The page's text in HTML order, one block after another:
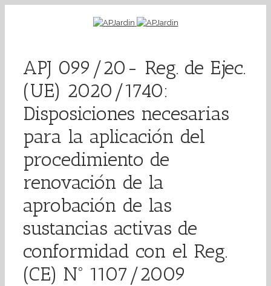
APJ 099/20- Reg. de Ejec.
(UE) 2020/1740:
Disposiciones necesarias
para la aplicación del
procedimiento de
renovación de la
aprobación de las
sustancias activas de
conformidad con el Reg.
(CE) Nº 1107/2009